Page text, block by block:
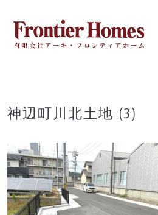
content
神辺町川北土地 (3)